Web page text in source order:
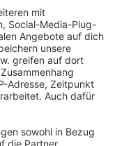
90/Die
auch
bisher
Am 01.
stellvertretende